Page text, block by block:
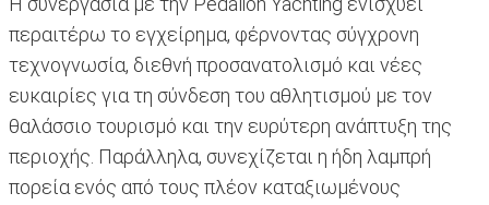
περαιτέρω το εγχείρημα, φέρνοντας σύγχρονη
τεχνογνωσία, διεθνή προσανατολισμό και νέες
ευκαιρίες για τη σύνδεση του αθλητισμού με τον
θαλάσσιο τουρισμό και την ευρύτερη ανάπτυξη της
περιοχής. Παράλληλα, συνεχίζεται η ήδη λαμπρή
πορεία ενός από τους πλέον καταξιωμένους